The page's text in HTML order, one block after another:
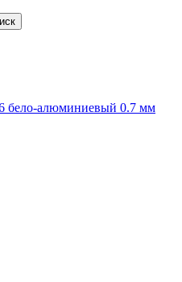
бело-алюминиевый 0.7 мм